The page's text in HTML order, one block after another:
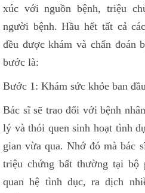
xúc với nguồn bệnh, triệu
người bệnh. Hầu hết tất cả
đều được khám và chẩn đoán
bước là:
Bước 1: Khám sức khỏe ban
Bác sĩ sẽ trao đổi với bệnh
lý và thói quen sinh hoạt tình
gian vừa qua. Nhớ đó mà bác
triệu chứng bất thường tại
quan hệ tình dục, ra dịch